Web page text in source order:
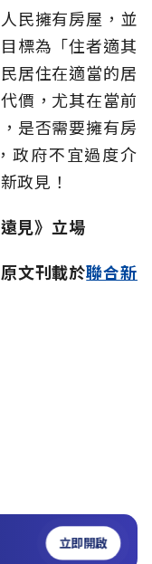
民擁有房屋，並
標為「住者適其
居住在適當的居
價，尤其在當前
是否需要擁有房
政府不宜過度介
政見！
見》立場
文刊載於聯合新
立即開啟